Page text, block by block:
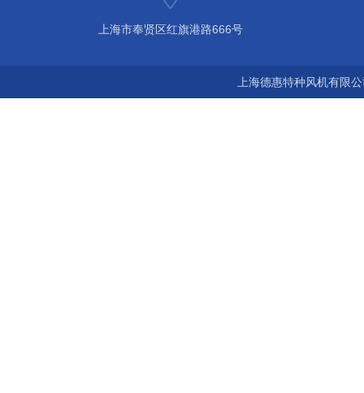
上海市奉贤区红旗港路666号
上海德惠特种风机有限